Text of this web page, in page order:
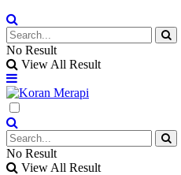
No Result
View All Result
No Result
View All Result